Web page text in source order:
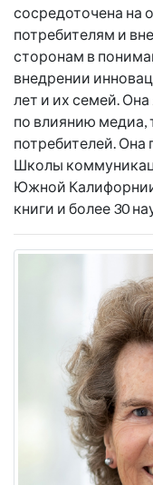
сосредоточена на
потребителям и
сторонам в
внедрении
лет и их семей.
по влиянию медиа,
потребителей. Она
Школы
Южной
книги и более 30